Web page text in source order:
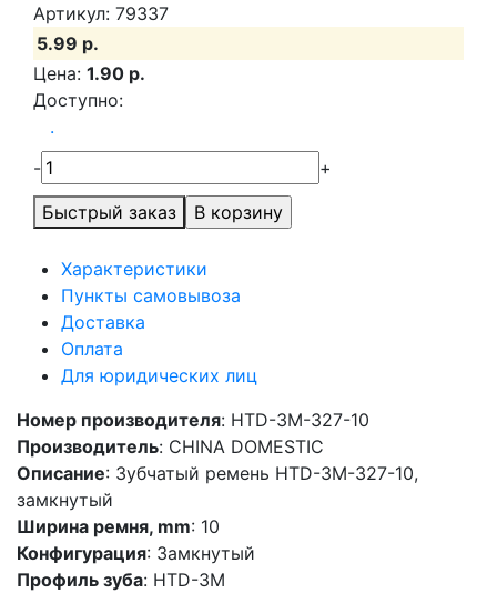
Артикул: 79337
5.99 р.
Цена: 1.90 р.
Доступно:
.
-
+
Быстрый заказ
Характеристики
Пункты самовывоза
Доставка
Оплата
Для юридических лиц
Номер производителя: HTD-3M-327-10
Производитель: CHINA DOMESTIC
Описание: Зубчатый ремень HTD-3M-327-10,
замкнутый
Ширина ремня, mm: 10
Конфигурация: Замкнутый
Профиль зуба: HTD-3M